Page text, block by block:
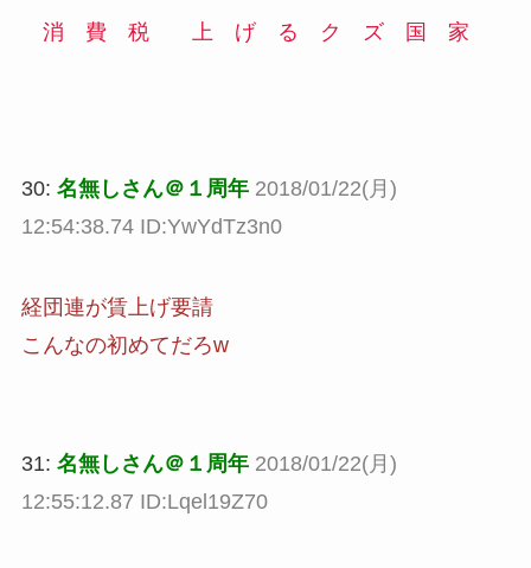
消 費 税 上 げ る ク ズ 国 家
30: 名無しさん＠１周年 2018/01/22(月)
12:54:38.74 ID:YwYdTz3n0
経団連が賃上げ要請
こんなの初めてだろw
31: 名無しさん＠１周年 2018/01/22(月)
12:55:12.87 ID:Lqel19Z70